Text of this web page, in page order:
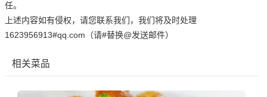
任。
上述内容如有侵权，请您联系我们，我们将及时处理
1623956913#qq.com（请#替换@发送邮件）
相关菜品